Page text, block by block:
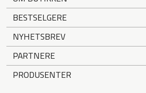
BESTSELGERE
NYHETSBREV
PARTNERE
PRODUSENTER